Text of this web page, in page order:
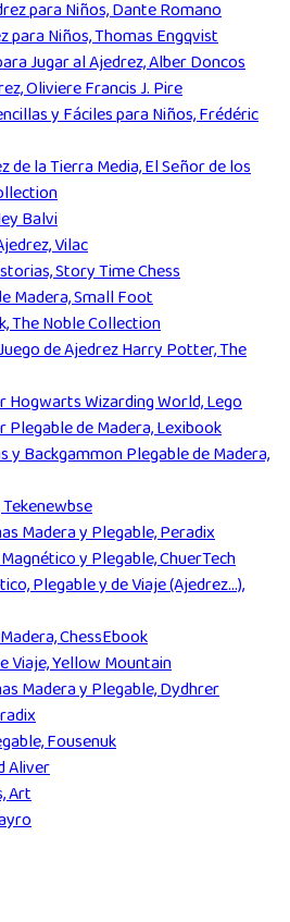
para Niños, Dante Romano
para Niños, Thomas Engqvist
Jugar al Ajedrez, Alber Doncos
Oliviere Francis J. Pire
y Fáciles para Niños, Frédéric
de la Tierra Media, El Señor de los
Balvi
Vilac
Story Time Chess
Madera, Small Foot
The Noble Collection
de Ajedrez Harry Potter, The
Wizarding World, Lego
de Madera, Lexibook
y Backgammon Plegable de Madera,
Madera y Plegable, Peradix
y Plegable, ChuerTech
Plegable y de Viaje (Ajedrez...),
ChessEbook
Viaje, Yellow Mountain
Madera y Plegable, Dydhrer
Fousenuk
Aliver
Art